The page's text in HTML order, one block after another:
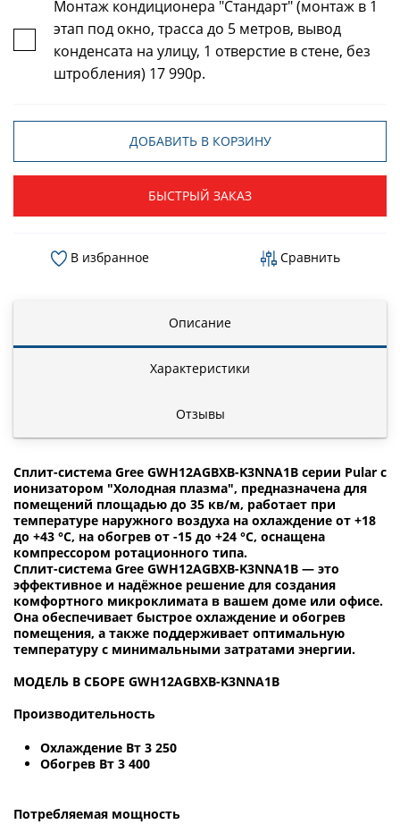
Монтаж кондиционера "Стандарт" (монтаж в 1
этап под окно, трасса до 5 метров, вывод
конденсата на улицу, 1 отверстие в стене, без
штробления) 17 990р.
ДОБАВИТЬ В КОРЗИНУ
БЫСТРЫЙ ЗАКАЗ
В избранное Сравнить
Описание
Характеристики
Отзывы
Сплит-система Gree GWH12AGBXB-K3NNA1B серии Pular с
ионизатором "Холодная плазма", предназначена для
помещений площадью до 35 кв/м, работает при
температуре наружного воздуха на охлаждение от +18
до +43 °С, на обогрев от -15 до +24 °С, оснащена
компрессором ротационного типа.
Сплит-система Gree GWH12AGBXB-K3NNA1B — это
эффективное и надёжное решение для создания
комфортного микроклимата в вашем доме или офисе.
Она обеспечивает быстрое охлаждение и обогрев
помещения, а также поддерживает оптимальную
температуру с минимальными затратами энергии.
МОДЕЛЬ В СБОРЕ GWH12AGBXB-K3NNA1B
Производительность
Охлаждение Вт 3 250
Обогрев Вт 3 400
Потребляемая мощность